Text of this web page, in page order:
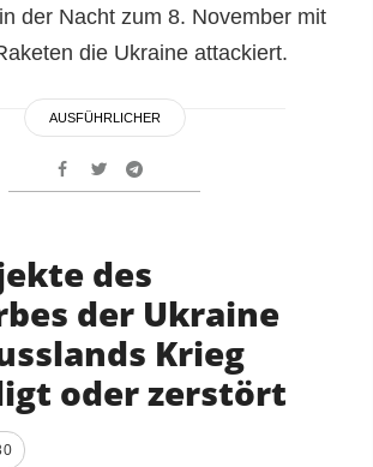
der Nacht zum 8. November mit
die Ukraine attackiert.
AUSFÜHRLICHER
des
der Ukraine
Krieg
oder zerstört